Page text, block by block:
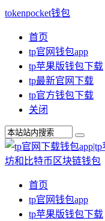
tokenpocket钱包
首页
tp官网钱包app
tp苹果版钱包下载
tp最新官网下载
tp官方钱包下载
关闭
首页
tp官网钱包app
tp苹果版钱包下载